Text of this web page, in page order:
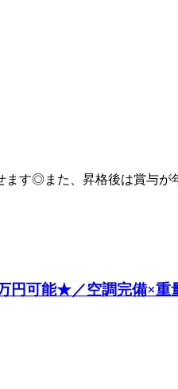
ます◎また、昇格後は賞与が
円可能★／空調完備×